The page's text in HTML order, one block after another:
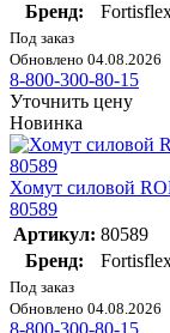
Бренд:
Под заказ
Обновлено 04.08.2026
8-800-300-80-15
Уточнить цену
Новинка
Хомут силовой
80589
Артикул: 80589
Бренд:
Под заказ
Обновлено 04.08.2026
8-800-300-80-15